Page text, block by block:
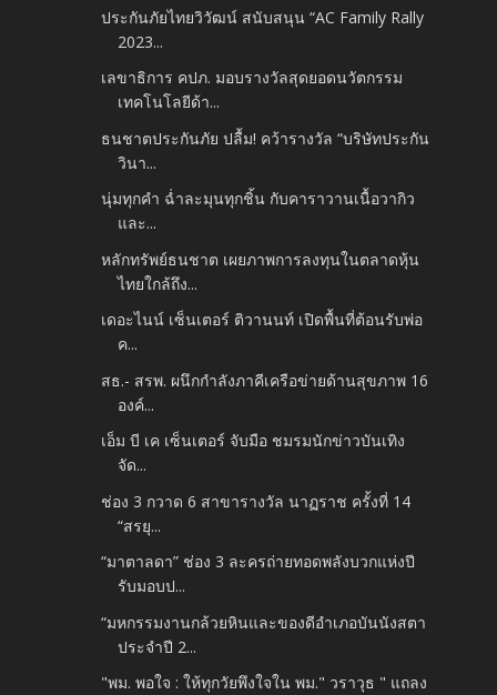
ประกันภัยไทยวิวัฒน์ สนับสนุน “AC Family Rally
2023...
เลขาธิการ คปภ. มอบรางวัลสุดยอดนวัตกรรม
เทคโนโลยีด้า...
ธนชาตประกันภัย ปลื้ม! คว้ารางวัล “บริษัทประกัน
วินา...
นุ่มทุกคำ ฉ่ำละมุนทุกชิ้น กับคาราวานเนื้อวากิว
และ...
หลักทรัพย์ธนชาต เผยภาพการลงทุนในตลาดหุ้น
ไทยใกล้ถึง...
เดอะไนน์ เซ็นเตอร์ ติวานนท์ เปิดพื้นที่ต้อนรับพ่อ
ค...
สธ.- สรพ. ผนึกกำลังภาคีเครือข่ายด้านสุขภาพ 16
องค์...
เอ็ม บี เค เซ็นเตอร์ จับมือ ชมรมนักข่าวบันเทิง
จัด...
ช่อง 3 กวาด 6 สาขารางวัล นาฏราช ครั้งที่ 14
“สรยุ...
“มาตาลดา” ช่อง 3 ละครถ่ายทอดพลังบวกแห่งปี
รับมอบป...
“มหกรรมงานกล้วยหินและของดีอำเภอบันนังสตา
ประจำปี 2...
"พม. พอใจ : ให้ทุกวัยพึงใจใน พม." วราวุธ " แถลง